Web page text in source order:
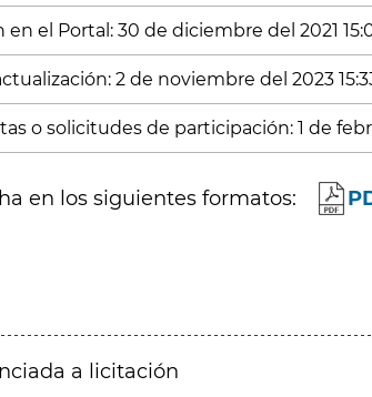
el Portal: 30 de diciembre del 2021
2 de noviembre del 2023
o solicitudes de participación: 1 de
en los siguientes formatos:
a licitación